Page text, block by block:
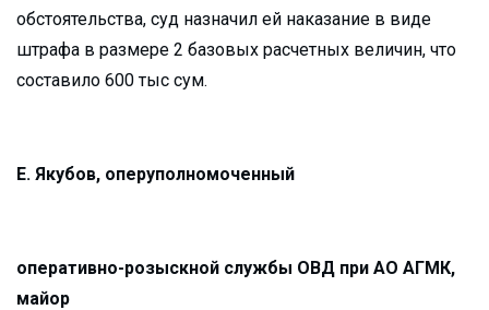
обстоятельства, суд назначил ей наказание в виде
штрафа в размере 2 базовых расчетных величин, что
составило 600 тыс сум.
Е. Якубов, оперуполномоченный
оперативно-розыскной службы ОВД при АО АГМК,
майор